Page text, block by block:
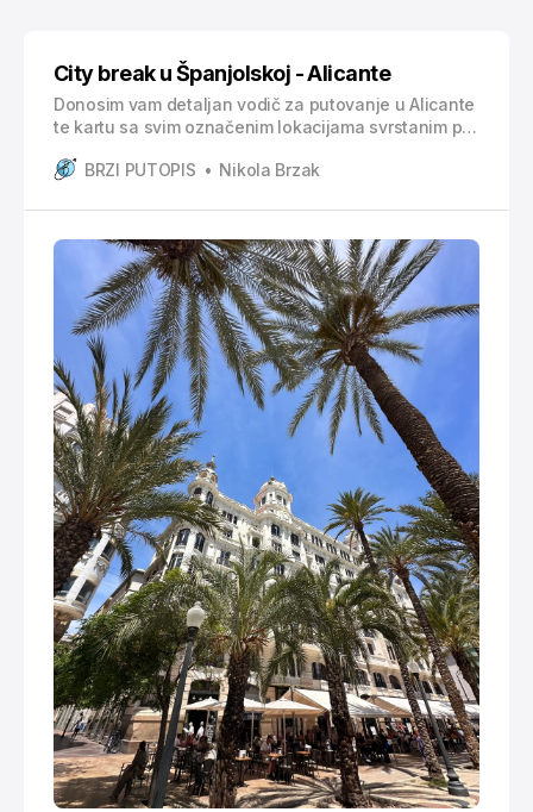
City break u Španjolskoj - Alicante
Donosim vam detaljan vodič za putovanje u Alicante
te kartu sa svim označenim lokacijama svrstanim po
plaže…). Jeste li znali da je Alicante jedan od
na obali Sredozemnog mora, ovaj grad
BRZI PUTOPIS Nikola Brzak